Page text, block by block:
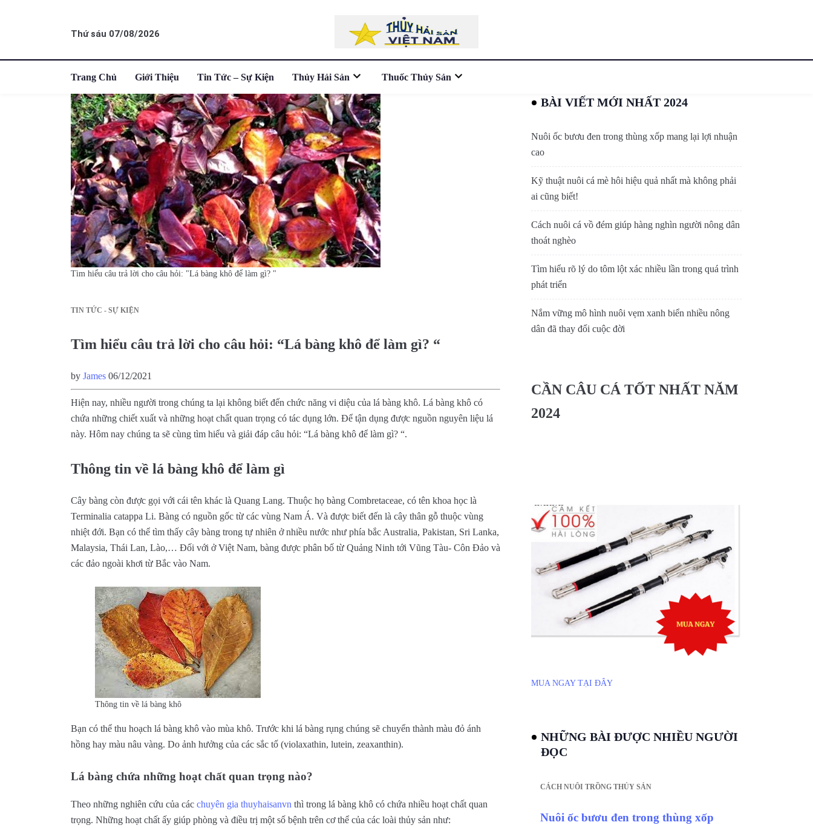
Thứ sáu 07/08/2026
Trang Chủ Giới Thiệu Tin Tức – Sự Kiện Thủy Hải Sản Thuốc Thủy Sản
Tìm hiểu câu trả lời cho câu hỏi: "Lá bàng khô để làm gì? "
TIN TỨC - SỰ KIỆN
Tìm hiểu câu trả lời cho câu hỏi: “Lá bàng khô để làm gì? “
by James 06/12/2021
Hiện nay, nhiều người trong chúng ta lại không biết đến chức năng vi diệu của lá bàng khô. Lá bàng khô có
chứa những chiết xuất và những hoạt chất quan trọng có tác dụng lớn. Để tận dụng được nguồn nguyên liệu lá
này. Hôm nay chúng ta sẽ cùng tìm hiểu và giải đáp câu hỏi: “Lá bàng khô để làm gì? “.
Thông tin về lá bàng khô để làm gì
Cây bàng còn được gọi với cái tên khác là Quang Lang. Thuộc họ bàng Combretaceae, có tên khoa học là
Terminalia catappa Li. Bàng có nguồn gốc từ các vùng Nam Á. Và được biết đến là cây thân gỗ thuộc vùng
nhiệt đới. Bạn có thể tìm thấy cây bàng trong tự nhiên ở nhiều nước như phía bắc Australia, Pakistan, Sri Lanka,
Malaysia, Thái Lan, Lào,… Đối với ở Việt Nam, bàng được phân bố từ Quảng Ninh tới Vũng Tàu- Côn Đảo và
các đảo ngoài khơi từ Bắc vào Nam.
Thông tin về lá bàng khô
Bạn có thể thu hoạch lá bàng khô vào mùa khô. Trước khi lá bàng rụng chúng sẽ chuyển thành màu đỏ ánh
hồng hay màu nâu vàng. Do ảnh hưởng của các sắc tố (violaxathin, lutein, zeaxanthin).
Lá bàng chứa những hoạt chất quan trọng nào?
Theo những nghiên cứu của các chuyên gia thuyhaisanvn thì trong lá bàng khô có chứa nhiều hoạt chất quan
trọng. Những hoạt chất ấy giúp phòng và điều trị một số bệnh trên cơ thể của các loài thủy sản như:
BÀI VIẾT MỚI NHẤT 2024
Nuôi ốc bươu đen trong thùng xốp mang lại lợi nhuận
cao
Kỹ thuật nuôi cá mè hôi hiệu quả nhất mà không phải
ai cũng biết!
Cách nuôi cá vồ đém giúp hàng nghìn người nông dân
thoát nghèo
Tìm hiểu rõ lý do tôm lột xác nhiều lần trong quá trình
phát triển
Nắm vững mô hình nuôi vẹm xanh biển nhiều nông
dân đã thay đổi cuộc đời
CẦN CÂU CÁ TỐT NHẤT NĂM
2024
MUA NGAY TẠI ĐÂY
NHỮNG BÀI ĐƯỢC NHIỀU NGƯỜI
ĐỌC
CÁCH NUÔI TRỒNG THỦY SẢN
Nuôi ốc bươu đen trong thùng xốp